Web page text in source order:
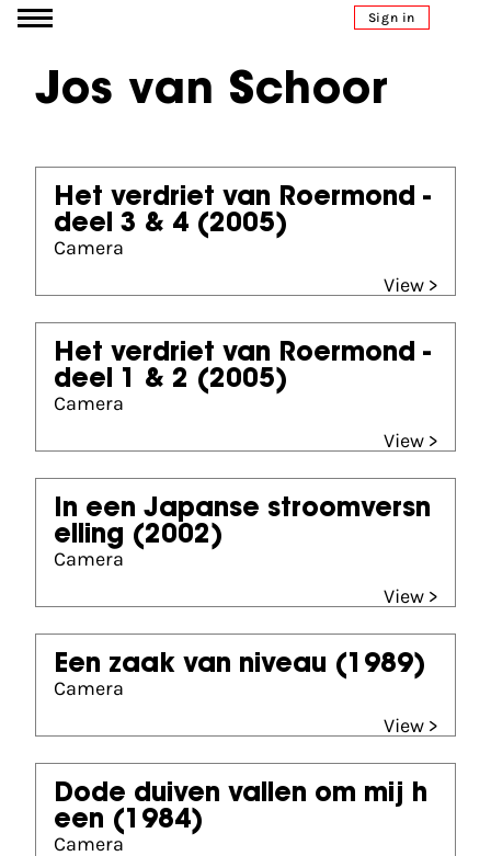
Go to content Sign in
Jos van Schoor
Het verdriet van Roermond -
deel 3 & 4 (2005)
Camera
View >
Het verdriet van Roermond -
deel 1 & 2 (2005)
Camera
View >
In een Japanse stroomversn
elling (2002)
Camera
View >
Een zaak van niveau (1989)
Camera
View >
Dode duiven vallen om mij h
een (1984)
Camera